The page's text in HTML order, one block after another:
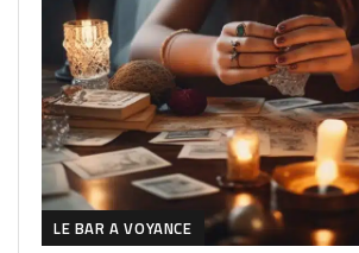
LE BAR A VOYANCE